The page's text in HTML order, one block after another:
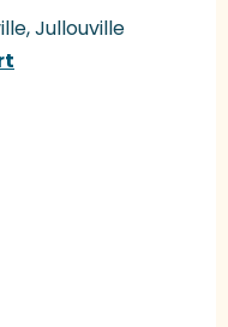
Jullouville